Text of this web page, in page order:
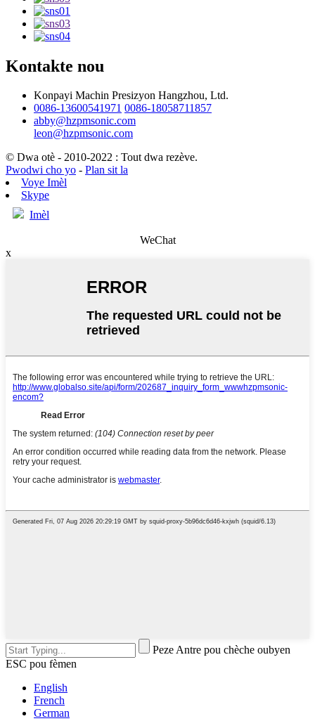
Kontakte nou
Konpayi Machin Presizyon Hangzhou, Ltd.
0086-13600541971 0086-18058711857
abby@hzpmsonic.com
leon@hzpmsonic.com
© Dwa otè - 2010-2022 : Tout dwa rezève.
Pwodwi cho yo - Plan sit la
Voye Imèl
Skype
Imèl
WeChat
x
Peze Antre pou chèche oubyen
ESC pou fèmen
English
French
German